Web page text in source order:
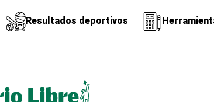
Resultados deportivos